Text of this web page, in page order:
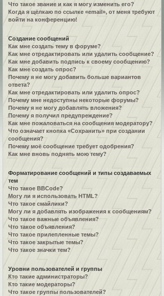
Что такое звание и как я могу изменить его?
Когда я щёлкаю по ссылке «email», от меня требуют
войти на конференцию!
Создание сообщений
Как мне создать тему в форуме?
Как мне отредактировать или удалить сообщение?
Как мне добавить подпись к своему сообщению?
Как мне создать опрос?
Почему я не могу добавить больше вариантов
ответа?
Как мне отредактировать или удалить опрос?
Почему мне недоступны некоторые форумы?
Почему я не могу добавлять вложения?
Почему я получил предупреждение?
Как мне пожаловаться на сообщения модератору?
Что означает кнопка «Сохранить» при создании
сообщения?
Почему моё сообщение требует одобрения?
Как мне вновь поднять мою тему?
Форматирование сообщений и типы создаваемых
тем
Что такое BBCode?
Могу ли я использовать HTML?
Что такое смайлики?
Могу ли я добавлять изображения к сообщениям?
Что такое важные объявления?
Что такое объявления?
Что такое прилепленные темы?
Что такое закрытые темы?
Что такое значки тем?
Уровни пользователей и группы
Кто такие администраторы?
Кто такие модераторы?
Что такое группы пользователей?